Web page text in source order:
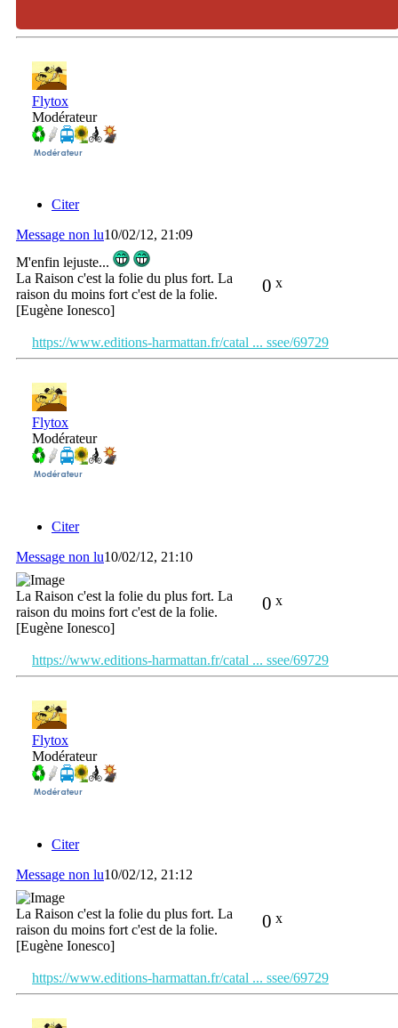
Flytox
Modérateur
Citer
Message non lu10/02/12, 21:09
M'enfin lejuste...
0 x
La Raison c'est la folie du plus fort. La
raison du moins fort c'est de la folie.
[Eugène Ionesco]
https://www.editions-harmattan.fr/catal ... ssee/69729
Flytox
Modérateur
Citer
Message non lu10/02/12, 21:10
0 x
La Raison c'est la folie du plus fort. La
raison du moins fort c'est de la folie.
[Eugène Ionesco]
https://www.editions-harmattan.fr/catal ... ssee/69729
Flytox
Modérateur
Citer
Message non lu10/02/12, 21:12
0 x
La Raison c'est la folie du plus fort. La
raison du moins fort c'est de la folie.
[Eugène Ionesco]
https://www.editions-harmattan.fr/catal ... ssee/69729